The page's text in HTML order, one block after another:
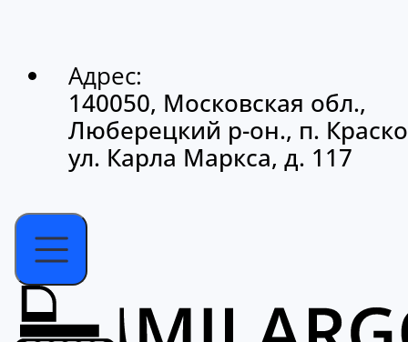
Адрес:
140050, Московская обл.,
Люберецкий р-он., п.
ул. Карла Маркса, д. 117